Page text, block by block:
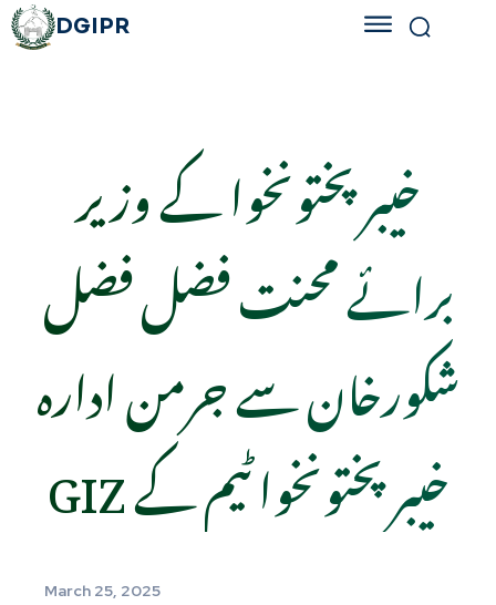
DGIPR
خیبر پختونخوا کے وزیر
برائے محنت فضل فضل
شکورخان سے جرمن ادارہ
GIZ خیبر پختونخوا ٹیم کے
March 25, 2025